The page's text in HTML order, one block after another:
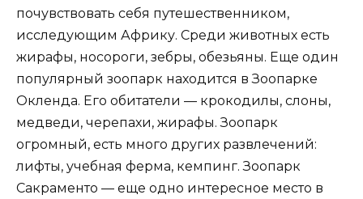
почувствовать себя путешественником,
исследующим Африку. Среди животных есть
жирафы, носороги, зебры, обезьяны. Еще один
популярный зоопарк находится в Зоопарке
Окленда. Его обитатели — крокодилы, слоны,
медведи, черепахи, жирафы. Зоопарк
огромный, есть много других развлечений:
лифты, учебная ферма, кемпинг. Зоопарк
Сакраменто — еще одно интересное место в